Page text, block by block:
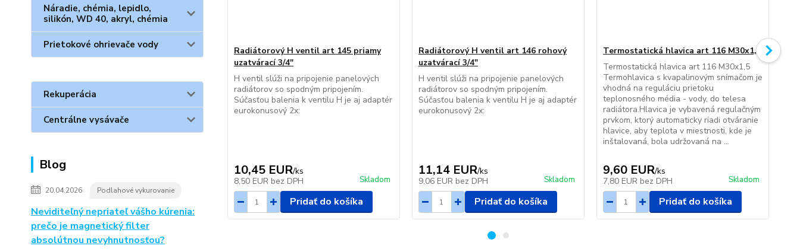
Náradie, chémia, lepidlo,
silikón, WD 40, akryl, chémia
Prietokové ohrievače vody
Rekuperácia
Centrálne vysávače
Blog
20.04.2026 Podlahové vykurovanie
Neviditeľný nepriateľ vášho kúrenia:
prečo je magnetický filter
absolútnou nevyhnutnosťou?
Radiátorový H ventil art 145 priamy
uzatvárací 3/4"
H ventil slúži na pripojenie panelových
radiátorov so spodným pripojením.
Súčasťou balenia k ventilu H je aj adaptér
eurokonusový 2x:
10,45 EUR/ks
8,50 EUR bez DPH Skladom
Pridať do košíka
Radiátorový H ventil art 146 rohový
uzatvárací 3/4"
H ventil slúži na pripojenie panelových
radiátorov so spodným pripojením.
Súčasťou balenia k ventilu H je aj adaptér
eurokonusový 2x:
11,14 EUR/ks
9,06 EUR bez DPH Skladom
Pridať do košíka
Termostatická hlavica art 116 M30x1,5
Termostatická hlavica art 116 M30x1,5
Termohlavica s kvapalinovým snímačom je
vhodná na reguláciu prietoku
teplonosného média - vody, do telesa
radiátora.Hlavica je vybavená regulačným
prvkom, ktorý automaticky riadi otváranie
hlavice, aby teplota v miestnosti, kde je
inštalovaná, bola udržovaná na ...
9,60 EUR/ks
7,80 EUR bez DPH Skladom
Pridať do košíka